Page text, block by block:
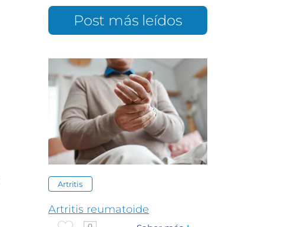
Post más leídos
Artritis
Artritis reumatoide